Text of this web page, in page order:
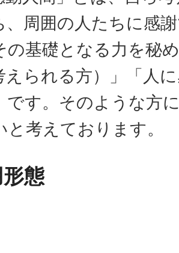
、周囲の人たちに感
の基礎となる力を秘
えられる方）」「人
です。そのような方
考えております。
態